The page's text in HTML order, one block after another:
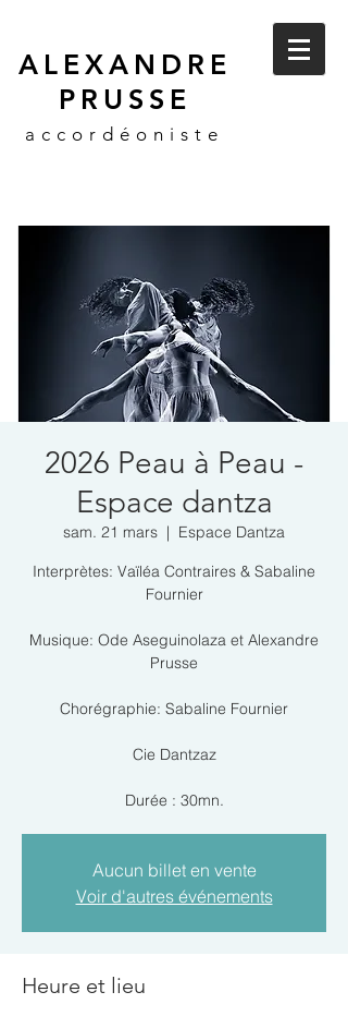
ALEXANDRE
PRUSSE
accordéoniste
2026 Peau à Peau -
Espace dantza
sam. 21 mars
  |
Espace Dantza
Interprètes: Vaïléa Contraires & Sabaline
Fournier
Musique: Ode Aseguinolaza et Alexandre
Prusse
Chorégraphie: Sabaline Fournier
Cie Dantzaz
Durée : 30mn.
Aucun billet en vente
Voir d'autres événements
Heure et lieu